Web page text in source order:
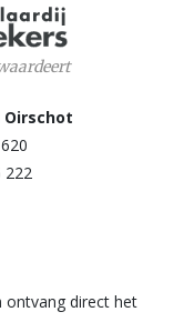
Oirschot
222
ontvang direct het